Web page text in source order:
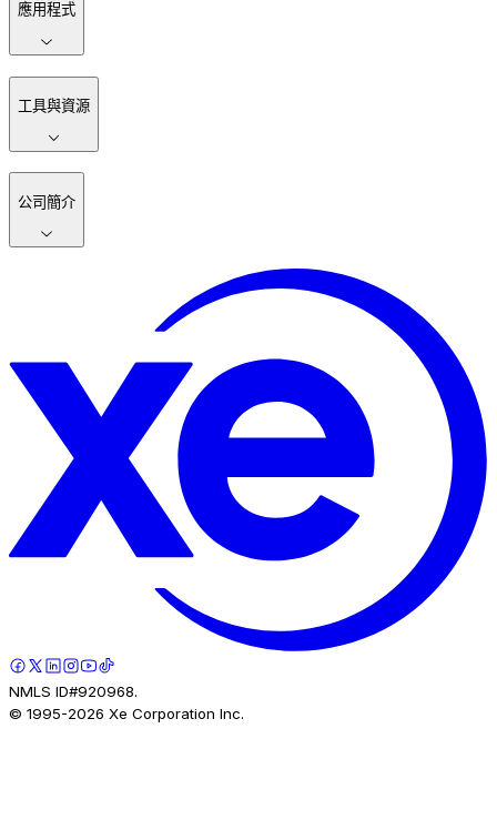
應用程式
工具與資源
公司簡介
NMLS ID#920968.
© 1995-2026 Xe Corporation Inc.